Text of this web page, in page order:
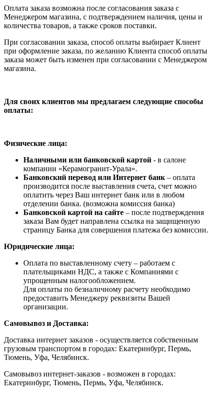
Оплата заказа возможна после согласования заказа с
Менеджером магазина, с подтверждением наличия, цены и
количества товаров, а также сроков поставки.
При согласовании заказа, способ оплаты выбирает Клиент
при оформление заказа, по желанию Клиента способ оплаты
заказа может быть изменен при согласовании с Менеджером
магазина.
Для своих клиентов мы предлагаем следующие способы
оплаты:
Физические лица:
Наличными или банковской картой - в салоне
компании «Керамогранит-Урала».
Банковский перевод или Интернет банк – оплата
производится после выставления счета, счет можно
оплатить через Ваш интернет банк или в любом
отделении банка. (возможна комиссия банка)
Банковской картой на сайте – после подтверждения
заказа Вам будет направлена ссылка на защищенную
страницу Банка для совершения платежа без комиссии.
Юридические лица:
Оплата по выставленному счету – работаем с
плательщиками НДС, а также с Компаниями с
упрощенным налогообложением.
Для оплаты по безналичному расчету необходимо
предоставить Менеджеру реквизиты Вашей
организации.
Самовывоз и Доставка:
Доставка интернет заказов - осуществляется собственным
грузовым транспортом в городах: Екатеринбург, Пермь,
Тюмень, Уфа, Челябинск.
Самовывоз интернет-заказов - возможен в городах:
Екатеринбург, Тюмень, Пермь, Уфа, Челябинск.